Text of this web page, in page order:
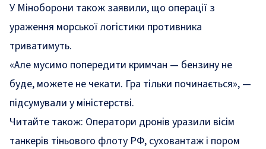
У Міноборони також заявили, що операції з
ураження морської логістики противника
триватимуть.
«Але мусимо попередити кримчан — бензину не
буде, можете не чекати. Гра тільки починається», —
підсумували у міністерстві.
Читайте також: Оператори дронів уразили вісім
танкерів тіньового флоту РФ, суховантаж і пором